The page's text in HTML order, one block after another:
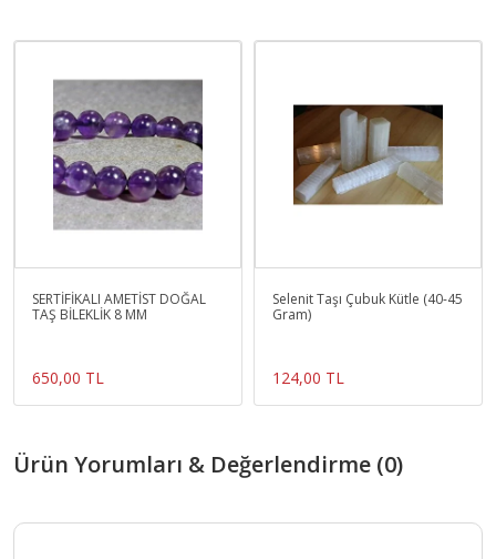
SERTİFİKALI AMETİST DOĞAL
TAŞ BİLEKLİK 8 MM
650,00 TL
Selenit Taşı Çubuk Kütle (40-45
Gram)
124,00 TL
Ürün Yorumları & Değerlendirme (0)